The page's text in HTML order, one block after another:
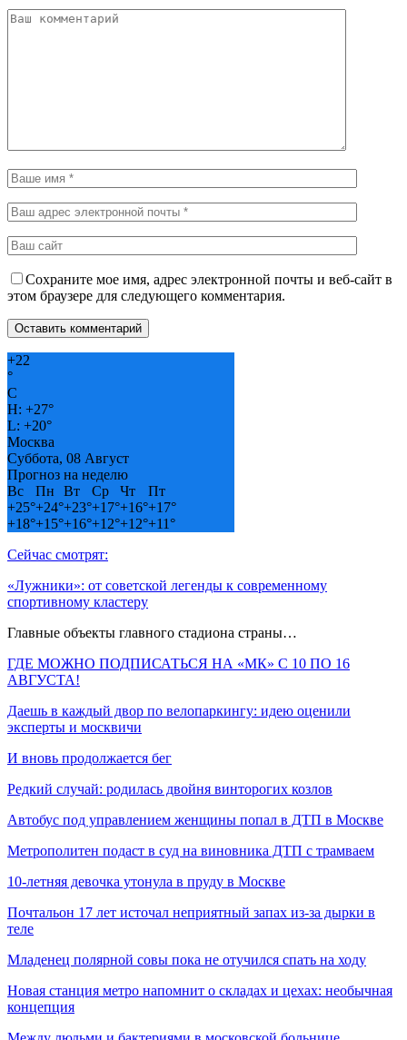
Сохраните мое имя, адрес электронной почты и веб-сайт в
этом браузере для следующего комментария.
+22
°
C
H: +27°
L: +20°
Москва
Суббота, 08 Август
Прогноз на неделю
Вс
Пн Вт Ср Чт
Пт
+25°+24°+23°+17°+16°+17°
+18°+15°+16°+12°+12°+11°
Сейчас смотрят:
«Лужники»: от советской легенды к современному
спортивному кластеру
Главные объекты главного стадиона страны…
ГДЕ МОЖНО ПОДПИСАТЬСЯ НА «МК» С 10 ПО 16
АВГУСТА!
Даешь в каждый двор по велопаркингу: идею оценили
эксперты и москвичи
И вновь продолжается бег
Редкий случай: родилась двойня винторогих козлов
Автобус под управлением женщины попал в ДТП в Москве
Метрополитен подаст в суд на виновника ДТП с трамваем
10-летняя девочка утонула в пруду в Москве
Почтальон 17 лет источал неприятный запах из-за дырки в
теле
Младенец полярной совы пока не отучился спать на ходу
Новая станция метро напомнит о складах и цехах: необычная
концепция